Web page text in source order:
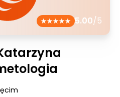
5.00/5